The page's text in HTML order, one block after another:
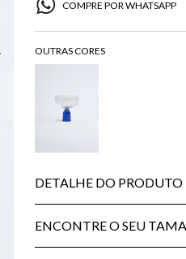
COMPRE POR WHATSAPP
DETALHE DO PRODUTO
ENCONTRE O SEU